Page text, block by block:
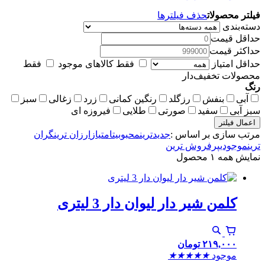
فیلتر محصولاتحذف فیلترها
دسته‌بندی
حداقل قیمت
حداکثر قیمت
حداقل امتیاز
فقط کالاهای موجود
فقط
محصولات تخفیف‌دار
رنگ
آبی
بنفش رزگلد رنگین کمانی زرد زغالی
سبز
سبز آبی
سفید صورتی طلایی فیروزه ای
اعمال فیلتر
مرتب سازی بر اساس :جدیدترینمحبوبیتامتیاز ارزان ترینگران
ترینموجودیپرفروش ترین
نمایش همه ۱ محصول
کلمن شیر دار لیوان دار 3 لیتری
۲۱۹,۰۰۰ تومان
موجود ★
★
★
★
★